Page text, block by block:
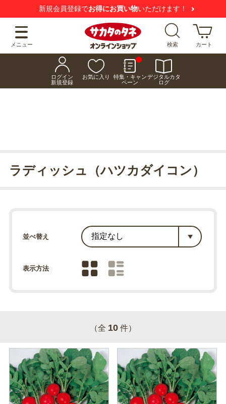
新規会員登録でお得にお買い物いただけます！
メニュー 検索 カート
ログイン
新規登録
お気に入り
特集・キャン
ペーン
デジタルカタ
ログ
ラディッシュ（ハツカダイコン）
並べ替え
表示方法
（全 10 件）